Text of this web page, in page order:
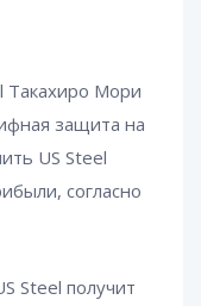
Такахиро Мори
защита на
US Steel
согласно
Steel получит